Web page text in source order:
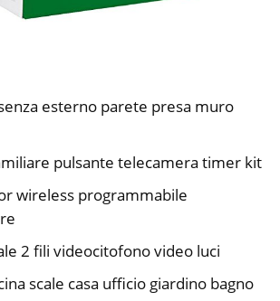
esterno parete presa muro
pulsante telecamera timer kit
wireless programmabile
2 fili videocitofono video luci
scale casa ufficio giardino bagno